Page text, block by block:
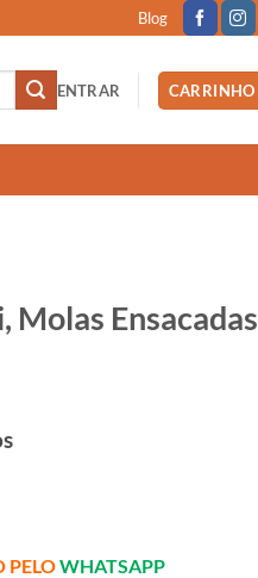
Blog
ENTRAR CARRINHO
Molas Ensacadas
PELOWHATSAPP